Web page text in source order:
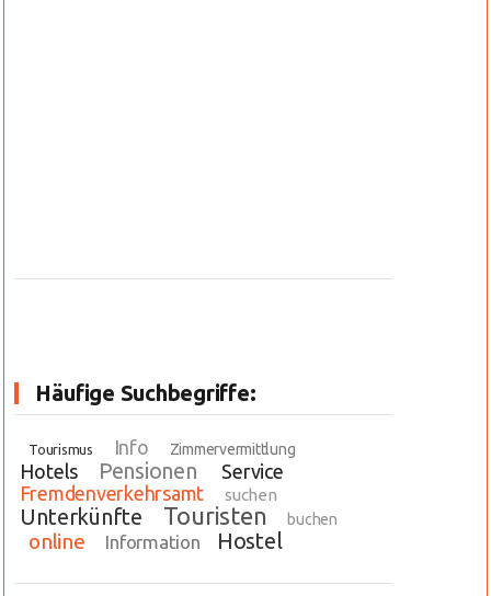
Häufige Suchbegriffe:
Tourismus Info Zimmervermittlung
Hotels Pensionen
Service
Fremdenverkehrsamt
suchen
Unterkünfte Touristen buchen
online Information Hostel